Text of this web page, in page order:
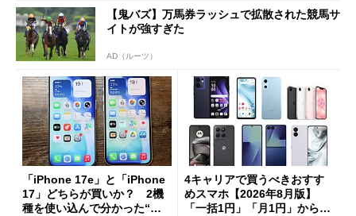
【鬼バズ】万馬券ラッシュで拡散された競馬サ
イトが強すぎた
AD（ルーツ）
「iPhone 17e」と「iPhone
17」どちらが買いか？ 2機
種を使い込んで分かった“ス
4キャリアで買うべきおすす
めスマホ【2026年8月版】
「一括1円」「月1円」からお